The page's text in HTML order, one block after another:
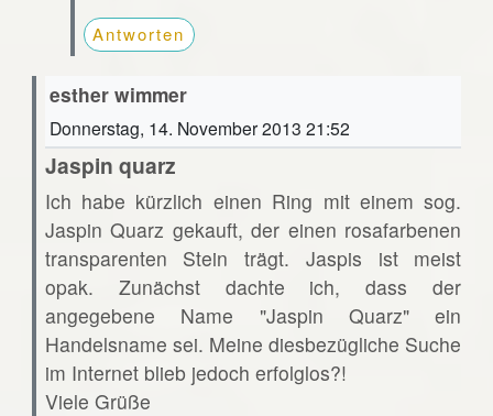
Antworten
esther wimmer
Donnerstag, 14. November 2013 21:52
Jaspin quarz
Ich habe kürzlich einen Ring mit einem sog.
Jaspin Quarz gekauft, der einen rosafarbenen
transparenten Stein trägt. Jaspis ist meist
opak. Zunächst dachte ich, dass der
angegebene Name "Jaspin Quarz" ein
Handelsname sei. Meine diesbezügliche Suche
im Internet blieb jedoch erfolglos?!
Viele Grüße